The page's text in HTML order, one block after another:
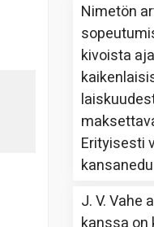
Nimetön
kivoista
Erityisesti
J. V. Vahe